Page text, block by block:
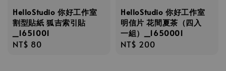
HelloStudio 你好工作室
割型貼紙 狐吉索引貼
_1651001
Regular
NT$ 80
HelloStudio 你好工作室
明信片 花間夏茶（四入
一組）_1650001
Regular
NT$ 200